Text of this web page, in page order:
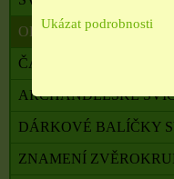
OLTÁŘNÍ SVÍČKY
ČAKROVÉ SVÍČKY S
ARCHANDĚLSKÉ
DÁRKOVÉ BALÍČKY
ZNAMENÍ
Ukázat podrobnosti